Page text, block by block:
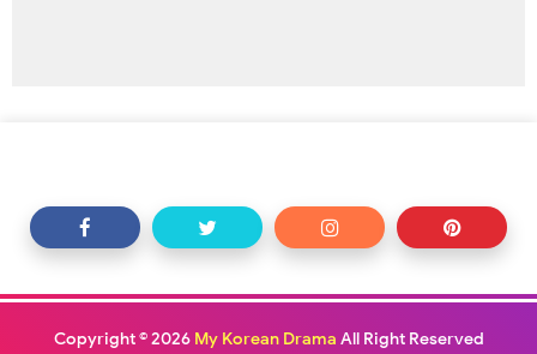
Copyright ©2026 My Korean Drama All Right Reserved